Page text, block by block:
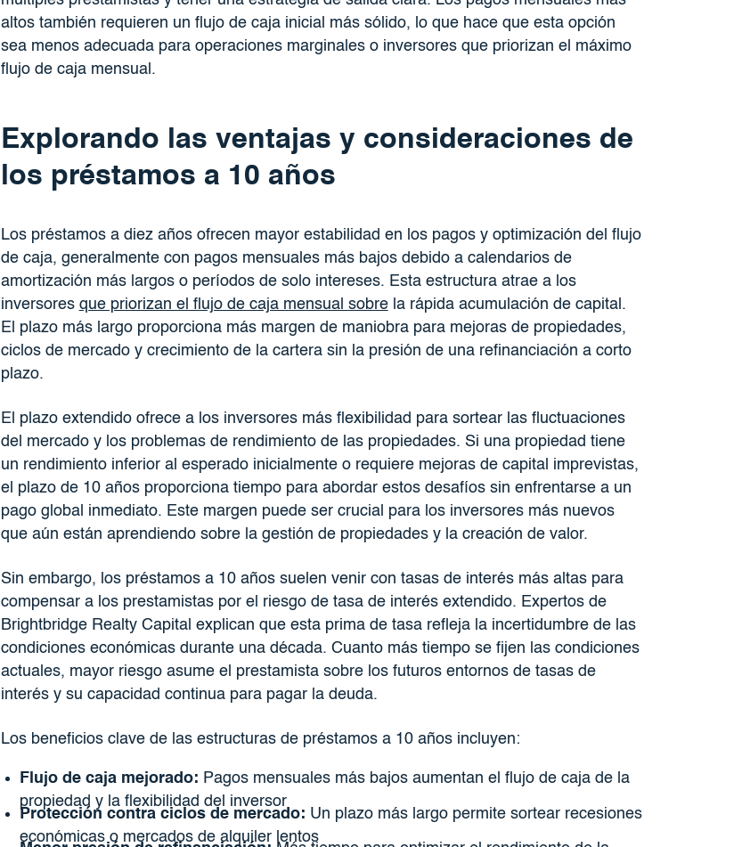
altos también requieren un flujo de caja inicial más sólido, lo que hace que esta opción
sea menos adecuada para operaciones marginales o inversores que priorizan el máximo
flujo de caja mensual.
Explorando las ventajas y consideraciones de
los préstamos a 10 años
Los préstamos a diez años ofrecen mayor estabilidad en los pagos y optimización del flujo
de caja, generalmente con pagos mensuales más bajos debido a calendarios de
amortización más largos o períodos de solo intereses. Esta estructura atrae a los
inversores que priorizan el flujo de caja mensual sobrela rápida acumulación de capital.
El plazo más largo proporciona más margen de maniobra para mejoras de propiedades,
ciclos de mercado y crecimiento de la cartera sin la presión de una refinanciación a corto
plazo.
El plazo extendido ofrece a los inversores más flexibilidad para sortear las fluctuaciones
del mercado y los problemas de rendimiento de las propiedades. Si una propiedad tiene
un rendimiento inferior al esperado inicialmente o requiere mejoras de capital imprevistas,
el plazo de 10 años proporciona tiempo para abordar estos desafíos sin enfrentarse a un
pago global inmediato. Este margen puede ser crucial para los inversores más nuevos
que aún están aprendiendo sobre la gestión de propiedades y la creación de valor.
Sin embargo, los préstamos a 10 años suelen venir con tasas de interés más altas para
compensar a los prestamistas por el riesgo de tasa de interés extendido. Expertos de
Brightbridge Realty Capital explican que esta prima de tasa refleja la incertidumbre de las
condiciones económicas durante una década. Cuanto más tiempo se fijen las condiciones
actuales, mayor riesgo asume el prestamista sobre los futuros entornos de tasas de
interés y su capacidad continua para pagar la deuda.
Los beneficios clave de las estructuras de préstamos a 10 años incluyen:
Flujo de caja mejorado: Pagos mensuales más bajos aumentan el flujo de caja de la
propiedad y la flexibilidad del inversor
Protección contra ciclos de mercado: Un plazo más largo permite sortear recesiones
económicas o mercados de alquiler lentos